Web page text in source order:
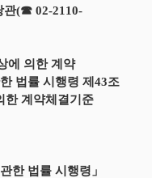
관(☎ 02-2110-
에 의한 계약
법률 시행령 제43조
한 계약체결기준
한 법률 시행령」